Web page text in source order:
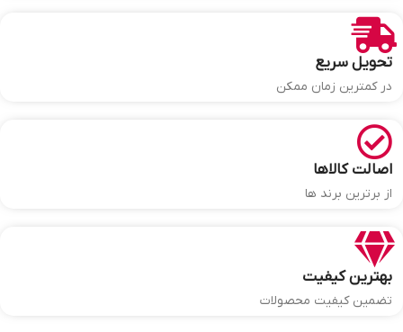
تحویل سریع
در کمترین زمان ممکن
اصالت کالاها
از برترین برند ها
بهترین کیفیت
تضمین کیفیت محصولات